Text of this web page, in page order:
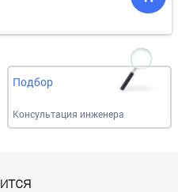
Подбор
Консультация инженера